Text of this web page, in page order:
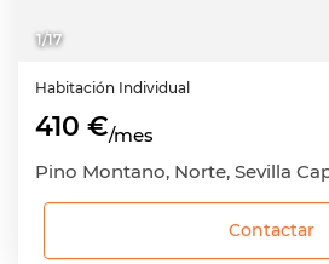
1/17
Habitación Individual
410 €/mes
Pino Montano, Norte, Sevilla
Contactar